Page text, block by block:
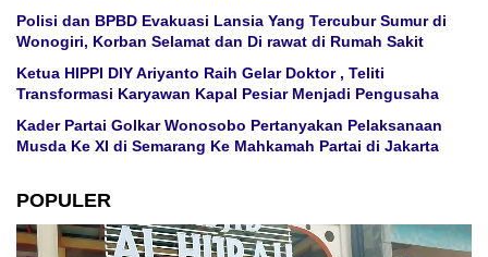
Polisi dan BPBD Evakuasi Lansia Yang Tercubur Sumur di
Wonogiri, Korban Selamat dan Di rawat di Rumah Sakit
Ketua HIPPI DIY Ariyanto Raih Gelar Doktor , Teliti
Transformasi Karyawan Kapal Pesiar Menjadi Pengusaha
Kader Partai Golkar Wonosobo Pertanyakan Pelaksanaan
Musda Ke XI di Semarang Ke Mahkamah Partai di Jakarta
POPULER